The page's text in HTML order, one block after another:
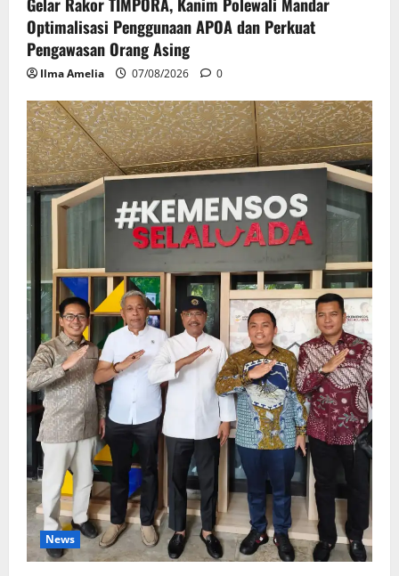
Gelar Rakor TIMPORA, Kanim Polewali Mandar
Optimalisasi Penggunaan APOA dan Perkuat
Pengawasan Orang Asing
Ilma Amelia 07/08/2026 0
News